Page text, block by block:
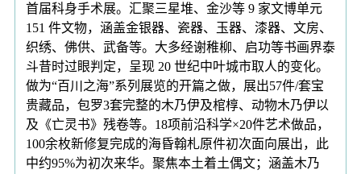
首届科身手术展。汇聚三星堆、金沙等 9 家文博单元
151 件文物，涵盖金银器、瓷器、玉器、漆器、文房、
织绣、佛供、武备等。大多经谢稚柳、启功等书画界泰
斗昔时过眼判定，呈现 20 世纪中叶城市取人的变化。
做为“百川之海”系列展览的开篇之做，展出57件/套宝
贵藏品，包罗3套完整的木乃伊及棺椁、动物木乃伊以
及《亡灵书》残卷等。18项前沿科学×20件艺术做品，
100余枚新修复完成的海昏翰札原件初次面向展出，此
中约95%为初次来华。聚焦本土着土偶文；涵盖木乃